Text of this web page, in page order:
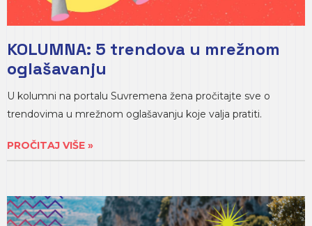
KOLUMNA: 5 trendova u mrežnom
oglašavanju
U kolumni na portalu Suvremena žena pročitajte sve o
trendovima u mrežnom oglašavanju koje valja pratiti.
PROČITAJ VIŠE »